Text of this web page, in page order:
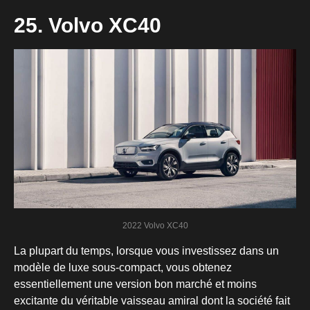
25. Volvo XC40
2022 Volvo XC40
La plupart du temps, lorsque vous investissez dans un
modèle de luxe sous-compact, vous obtenez
essentiellement une version bon marché et moins
excitante du véritable vaisseau amiral dont la société fait